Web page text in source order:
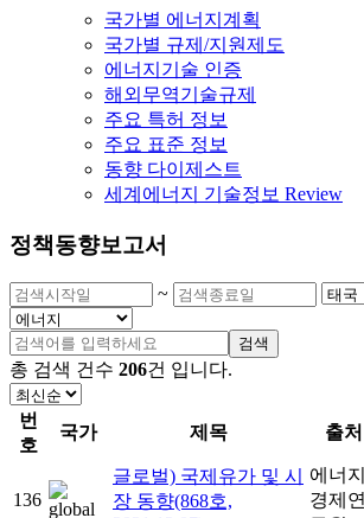
국가별 에너지계획
국가별 규제/지원제도
에너지기술 인증
해외무역기술규제
주요 특허 정보
주요 표준 정보
동향 다이제스트
세계에너지 기술정보 Review
정책동향보고서
~
검색
총 검색 건수 206건 입니다.
번
호
국가 제목 출처
136
글로벌) 국제유가 및 시
장 동향(868호,
에너지
경제연